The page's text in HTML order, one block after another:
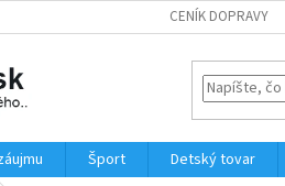
CENÍK DOPRAVY
Šport Detský tovar